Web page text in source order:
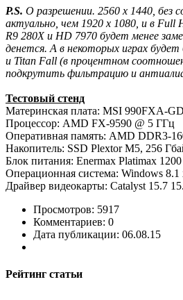
P.S. О разрешении. 2560 х 1440, без
актуально, чем 1920 х 1080, и в Full
R9 280X и HD 7970 будет менее
денется. А в некоторых играх
и Titan Fall (в процентном
подкрутить фильтрацию и
Тестовый стенд
Материнская плата: MSI 990FXA-
Процессор: AMD FX-9590 @ 5 ГГц
Оперативная память: AMD DDR3-
Накопитель: SSD Plextor M5, 256
Блок питания: Enermax Platimax
Операционная система: Windows 8.1
Драйвер видеокарты: Catalyst 15.7
Просмотров: 5917
Комментариев: 0
Дата публикации: 06.08.15
Рейтинг статьи